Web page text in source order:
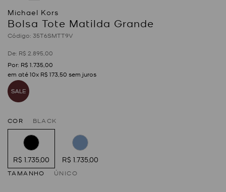
Bolsa Tote Matilda Grande
: 35T6SMTT9V
R$ 2 89500
R$ 1 73500
em até10x R$ 173 50 sem juros
COR BLACK
R$ 1.735,00 R$ 1.735,00
TAMANHO ÚNICO